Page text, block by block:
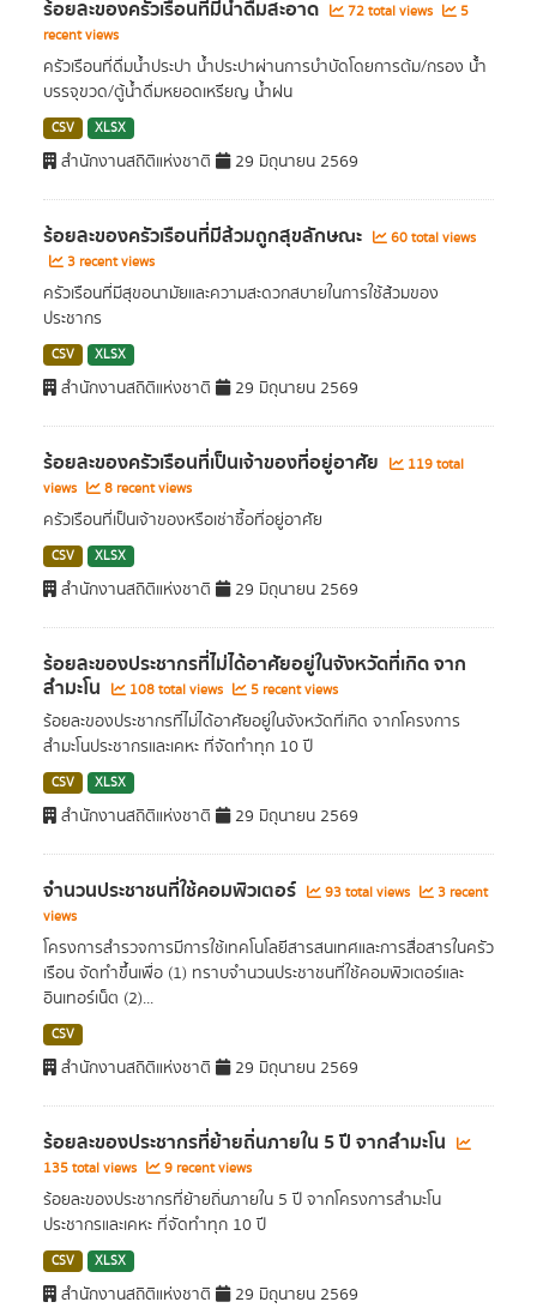
ร้อยละของครัวเรือนที่มีน้ำดื่มสะอาด 72 total views
5
recent views
ครัวเรือนที่ดื่มน้ำประปา น้ำประปาผ่านการบําบัดโดยการต้ม/กรอง น้้ำ
บรรจุขวด/ตู้น้ำดื่มหยอดเหรียญ น้ำฝน
CSV XLSX
สำนักงานสถิติแห่งชาติ 29 มิถุนายน 2569
ร้อยละของครัวเรือนที่มีส้วมถูกสุขลักษณะ
60 total views
3 recent views
ครัวเรือนที่มีสุขอนามัยและความสะดวกสบายในการใช้ส้วมของ
ประชากร
CSV XLSX
สำนักงานสถิติแห่งชาติ 29 มิถุนายน 2569
ร้อยละของครัวเรือนที่เป็นเจ้าของที่อยู่อาศัย
119 total
views
8 recent views
ครัวเรือนที่เป็นเจ้าของหรือเช่าซื้อที่อยู่อาศัย
CSV XLSX
สำนักงานสถิติแห่งชาติ 29 มิถุนายน 2569
ร้อยละของประชากรที่ไม่ได้อาศัยอยู่ในจังหวัดที่เกิด จาก
สำมะโน 108 total views 5 recent views
ร้อยละของประชากรที่ไม่ได้อาศัยอยู่ในจังหวัดที่เกิด จากโครงการ
สำมะโนประชากรและเคหะ ที่จัดทำทุก 10 ปี
CSV XLSX
สำนักงานสถิติแห่งชาติ 29 มิถุนายน 2569
จำนวนประชาชนที่ใช้คอมพิวเตอร์ 93 total views
3 recent
views
โครงการสำรวจการมีการใช้เทคโนโลยีสารสนเทศและการสื่อสารในครัว
เรือน จัดทำขึ้นเพื่อ (1) ทราบจำนวนประชาชนที่ใช้คอมพิวเตอร์และ
อินเทอร์เน็ต (2)...
CSV
สำนักงานสถิติแห่งชาติ 29 มิถุนายน 2569
ร้อยละของประชากรที่ย้ายถิ่นภายใน 5 ปี จากสำมะโน
135 total views 9 recent views
ร้อยละของประชากรที่ย้ายถิ่นภายใน 5 ปี จากโครงการสำมะโน
ประชากรและเคหะ ที่จัดทำทุก 10 ปี
CSV XLSX
สำนักงานสถิติแห่งชาติ 29 มิถุนายน 2569